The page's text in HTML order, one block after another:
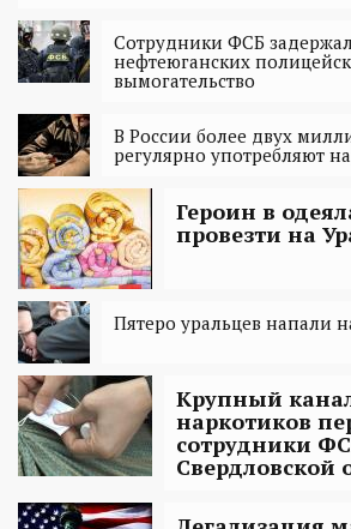
Сотрудники ФСБ
нефтеюганских
вымогательство
В России более двух
регулярно употребляют
Героин в
провезти на
Пятеро уральцев напали
Крупный
наркотиков
сотрудники
Свердловской